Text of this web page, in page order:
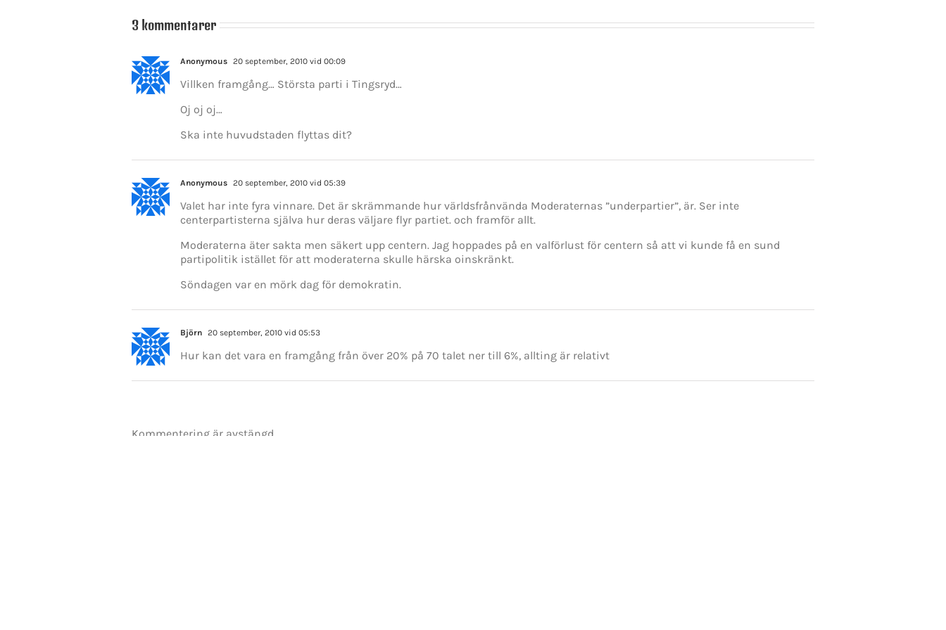
3 kommentarer
Anonymous 20 september, 2010 vid 00:09
Villken framgång… Största parti i Tingsryd…
Oj oj oj…
Ska inte huvudstaden flyttas dit?
Anonymous 20 september, 2010 vid 05:39
Valet har inte fyra vinnare. Det är skrämmande hur världsfrånvända Moderaternas ”underpartier”, är. Ser inte
centerpartisterna själva hur deras väljare flyr partiet. och framför allt.
Moderaterna äter sakta men säkert upp centern. Jag hoppades på en valförlust för centern så att vi kunde få en sund
partipolitik istället för att moderaterna skulle härska oinskränkt.
Söndagen var en mörk dag för demokratin.
Björn 20 september, 2010 vid 05:53
Hur kan det vara en framgång från över 20% på 70 talet ner till 6%, allting är relativt
Kommentering är avstängd.
KONTAKT INFO
Web:www.mikandersson.se